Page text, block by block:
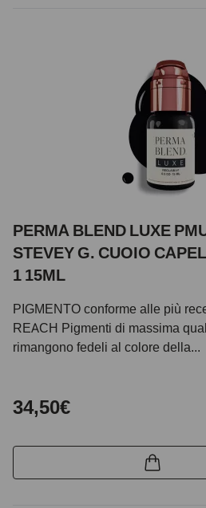
PERMA BLEND LUXE
STEVEY G. CUOIO
1 15ML
PIGMENTO conforme alle più
REACH Pigmenti di massima
rimangono fedeli al colore della...
34,50€